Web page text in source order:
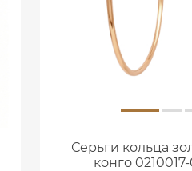
Серьги кольца
конго